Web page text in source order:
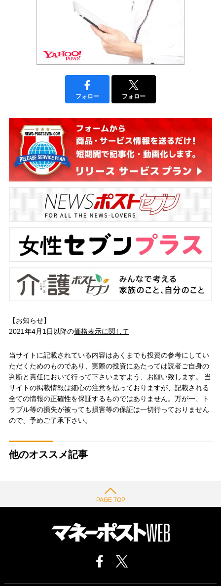
フォロー フォロー
【お知らせ】
2021年4月1日以降の価格表示に関して
当サイトに記載されている内容はあくまでも投資の参考にしてい
ただくためのものであり、実際の投資にあたっては読者ご自身の
判断と責任において行って下さいますよう、お願い致します。 当
サイトの掲載情報は細心の注意を払っておりますが、記載される
全ての情報の正確性を保証するものではありません。万が一、ト
ラブル等の損失が被っても損害等の保証は一切行っておりません
ので、予めご了承下さい。
他のオススメ記事
PAGE TOP